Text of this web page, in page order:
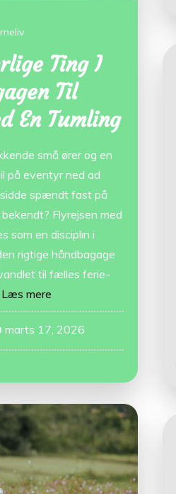
Ting I
Til
En Tumling
små ører og en
på eventyr ned ad
spændt fast på
Flyrejsen med
som en disciplin i
rigtige håndbagage
til fælles ferie-
Læs mere
marts 17, 2026